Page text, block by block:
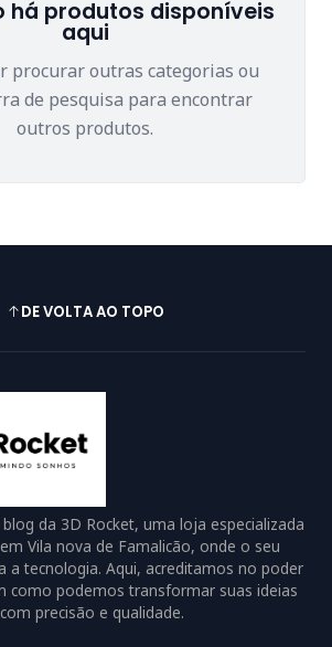
há produtos disponíveis
aqui
procurar outras categorias ou
de pesquisa para encontrar
outros produtos.
DE VOLTA AO TOPO
da 3D Rocket, uma loja especializada
Vila nova de Famalicão, onde o seu
a tecnologia. Aqui, acreditamos no poder
como podemos transformar suas ideias
precisão e qualidade.